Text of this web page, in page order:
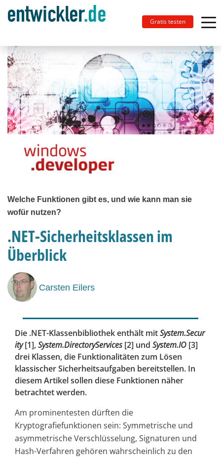
Gratis testen
Welche Funktionen gibt es, und wie kann man sie
wofür nutzen?
.NET-Sicherheitsklassen im
Überblick
Carsten Eilers
Die .NET-Klassenbibliothek enthält mitSystem.Secur
ity[1],System.DirectoryServices[2] und System.IO [3]
drei Klassen, die Funktionalitäten zum Lösen
klassischer Sicherheitsaufgaben bereitstellen. In
diesem Artikel sollen diese Funktionen näher
betrachtet werden.
Am prominentesten dürften die
Kryptografiefunktionen sein: Symmetrische und
asymmetrische Verschlüsselung, Signaturen und
Hash-Verfahren gehören wahrscheinlich zu den